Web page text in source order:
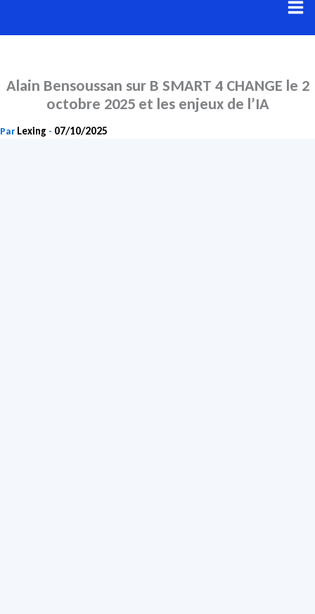
au
Alain Bensoussan sur B SMART 4 CHANGE le 2
octobre 2025 et les enjeux de l’IA
Par Lexing - 07/10/2025